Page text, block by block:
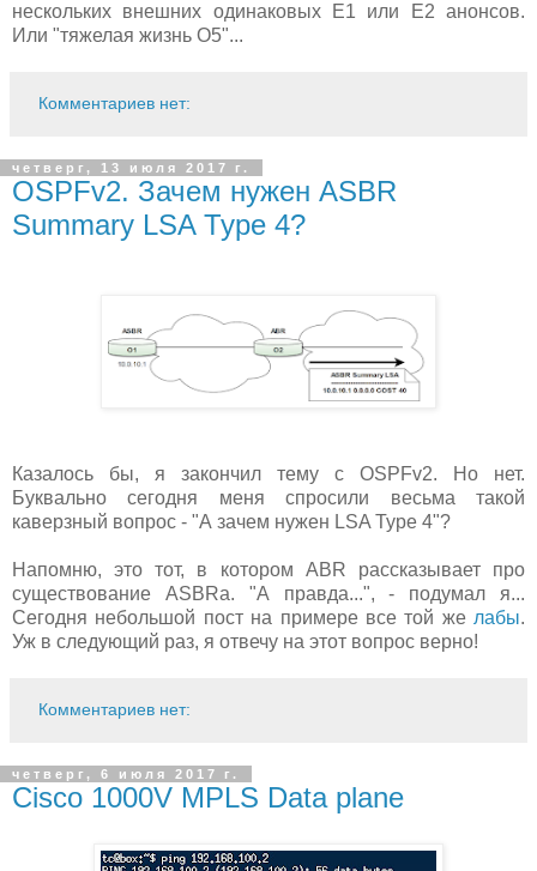
нескольких внешних одинаковых E1 или E2 анонсов.
Или "тяжелая жизнь О5"...
Комментариев нет:
четверг, 13 июля 2017 г.
OSPFv2. Зачем нужен ASBR
Summary LSA Type 4?
Казалось бы, я закончил тему с OSPFv2. Но нет.
Буквально сегодня меня спросили весьма такой
каверзный вопрос - "А зачем нужен LSA Type 4"?
Напомню, это тот, в котором ABR рассказывает про
существование ASBRa. "А правда...", - подумал я...
Сегодня небольшой пост на примере все той же лабы.
Уж в следующий раз, я отвечу на этот вопрос верно!
Комментариев нет:
четверг, 6 июля 2017 г.
Cisco 1000V MPLS Data plane